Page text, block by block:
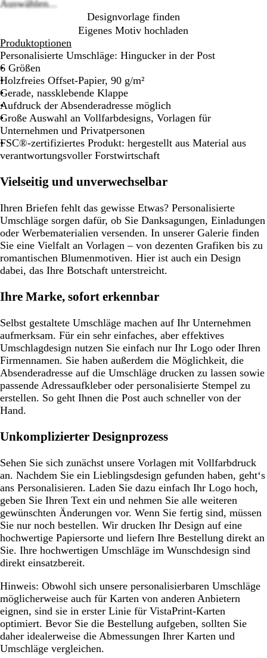
Auswählen...
Designvorlage finden
Eigenes Motiv hochladen
Produktoptionen
Personalisierte Umschläge: Hingucker in der Post
6 Größen
Holzfreies Offset-Papier, 90 g/m²
Gerade, nassklebende Klappe
Aufdruck der Absenderadresse möglich
Große Auswahl an Vollfarbdesigns, Vorlagen für
Unternehmen und Privatpersonen
FSC®-zertifiziertes Produkt: hergestellt aus Material aus
verantwortungsvoller Forstwirtschaft
Vielseitig und unverwechselbar
Ihren Briefen fehlt das gewisse Etwas? Personalisierte
Umschläge sorgen dafür, ob Sie Danksagungen, Einladungen
oder Werbematerialien versenden. In unserer Galerie finden
Sie eine Vielfalt an Vorlagen – von dezenten Grafiken bis zu
romantischen Blumenmotiven. Hier ist auch ein Design
dabei, das Ihre Botschaft unterstreicht.
Ihre Marke, sofort erkennbar
Selbst gestaltete Umschläge machen auf Ihr Unternehmen
aufmerksam. Für ein sehr einfaches, aber effektives
Umschlagdesign nutzen Sie einfach nur Ihr Logo oder Ihren
Firmennamen. Sie haben außerdem die Möglichkeit, die
Absenderadresse auf die Umschläge drucken zu lassen sowie
passende Adressaufkleber oder personalisierte Stempel zu
erstellen. So geht Ihnen die Post auch schneller von der
Hand.
Unkomplizierter Designprozess
Sehen Sie sich zunächst unsere Vorlagen mit Vollfarbdruck
an. Nachdem Sie ein Lieblingsdesign gefunden haben, geht‘s
ans Personalisieren. Laden Sie dazu einfach Ihr Logo hoch,
geben Sie Ihren Text ein und nehmen Sie alle weiteren
gewünschten Änderungen vor. Wenn Sie fertig sind, müssen
Sie nur noch bestellen. Wir drucken Ihr Design auf eine
hochwertige Papiersorte und liefern Ihre Bestellung direkt an
Sie. Ihre hochwertigen Umschläge im Wunschdesign sind
direkt einsatzbereit.
Hinweis: Obwohl sich unsere personalisierbaren Umschläge
möglicherweise auch für Karten von anderen Anbietern
eignen, sind sie in erster Linie für VistaPrint-Karten
optimiert. Bevor Sie die Bestellung aufgeben, sollten Sie
daher idealerweise die Abmessungen Ihrer Karten und
Umschläge vergleichen.